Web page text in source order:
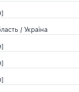
/ Україна